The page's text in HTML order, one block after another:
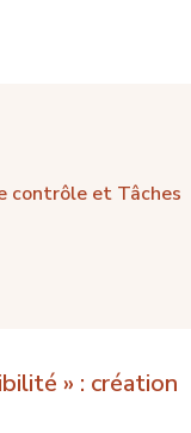
contrôle et Tâches
» : création